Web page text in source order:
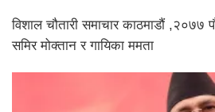
विशाल चौतारी समाचार काठमाडौं ,२०७७
समिर मोक्तान र गायिका ममता